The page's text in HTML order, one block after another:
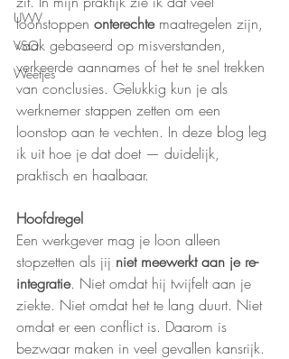
UWV
VSO
Weetjes
loonstoppen onterechte maatregelen zijn,
vaak gebaseerd op misverstanden,
verkeerde aannames of het te snel trekken
van conclusies. Gelukkig kun je als
werknemer stappen zetten om een
loonstop aan te vechten. In deze blog leg
ik uit hoe je dat doet — duidelijk,
praktisch en haalbaar.
Hoofdregel
Een werkgever mag je loon alleen
stopzetten als jij niet meewerkt aan je re-
integratie. Niet omdat hij twijfelt aan je
ziekte. Niet omdat het te lang duurt. Niet
omdat er een conflict is. Daarom is
bezwaar maken in veel gevallen kansrijk.